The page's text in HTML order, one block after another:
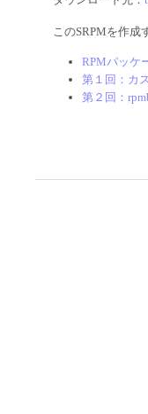
このSRPMを作成
RPMパッケ
第１回：カ
第２回：